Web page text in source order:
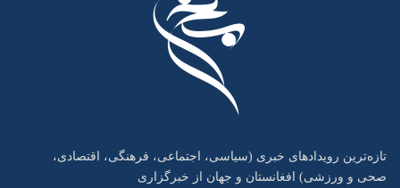
تازه‌ترین رویدادهای خبری (سیاسی، اجتماعی، فرهنگی، اقتصادی،
صحی و ورزشی) افغانستان و جهان از خبرگزاری